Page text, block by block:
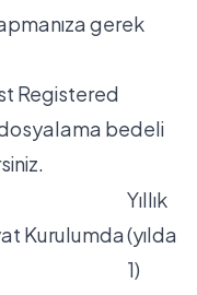
gerek
Registered
bedeli
Kurulumda
Yıllık
(yılda
1)